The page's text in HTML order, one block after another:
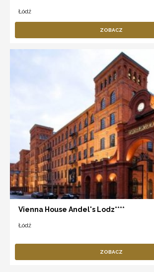
Łódź
ZOBACZ
Vienna House Andel's Lodz****
Łódź
ZOBACZ